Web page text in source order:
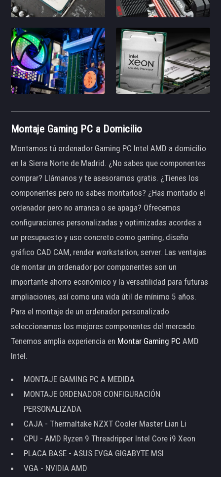
Montaje Gaming PC a Domicilio
Montamos tú ordenador Gaming PC Intel AMD a domicilio
en la Sierra Norte de Madrid. ¿No sabes que componentes
comprar? Llámanos y te asesoramos gratis. ¿Tienes los
componentes pero no sabes montarlos? ¿Has montado el
ordenador pero no arranca o se apaga? Ofrecemos
configuraciones personalizadas y optimizadas acordes a
un presupuesto y uso concreto como gaming, diseño
gráfico CAD CAM, render workstation, server. Las ventajas
de montar un ordenador por componentes son un
importante ahorro económico y la versatilidad para futuras
ampliaciones, así como una vida útil de mínimo 5 años.
Para el montaje de un ordenador personalizado
seleccionamos los mejores componentes del mercado.
Tenemos amplia experiencia en Montar Gaming PC AMD
Intel.
MONTAJE GAMING PC A MEDIDA
MONTAJE ORDENADOR CONFIGURACIÓN
PERSONALIZADA
CAJA - Thermaltake NZXT Cooler Master Lian Li
CPU - AMD Ryzen 9 Threadripper Intel Core i9 Xeon
PLACA BASE - ASUS EVGA GIGABYTE MSI
VGA - NVIDIA AMD